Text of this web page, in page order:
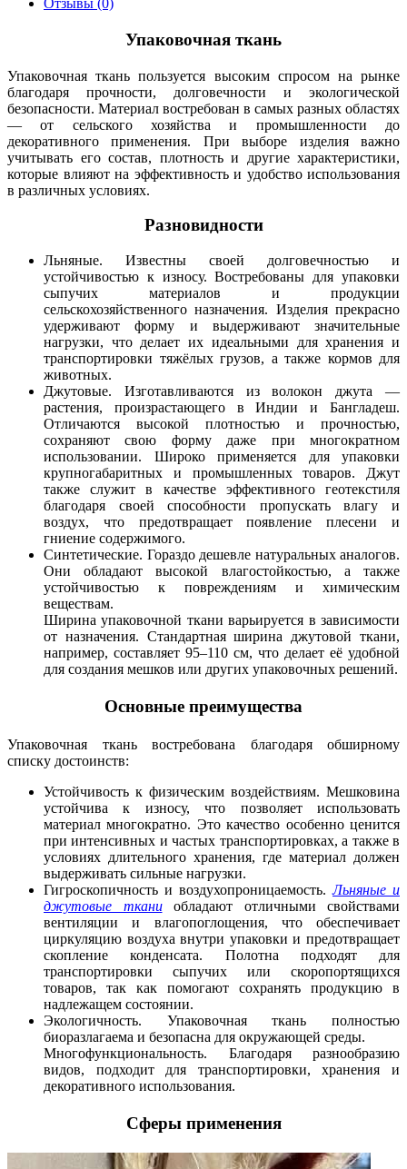
Упаковочная ткань
Упаковочная ткань пользуется высоким спросом на рынке
благодаря прочности, долговечности и экологической
безопасности. Материал востребован в самых разных областях
— от сельского хозяйства и промышленности до
декоративного применения. При выборе изделия важно
учитывать его состав, плотность и другие характеристики,
которые влияют на эффективность и удобство использования
в различных условиях.
Разновидности
Льняные. Известны своей долговечностью и
устойчивостью к износу. Востребованы для упаковки
сыпучих материалов и продукции
сельскохозяйственного назначения. Изделия прекрасно
удерживают форму и выдерживают значительные
нагрузки, что делает их идеальными для хранения и
транспортировки тяжёлых грузов, а также кормов для
животных.
Джутовые. Изготавливаются из волокон джута —
растения, произрастающего в Индии и Бангладеш.
Отличаются высокой плотностью и прочностью,
сохраняют свою форму даже при многократном
использовании. Широко применяется для упаковки
крупногабаритных и промышленных товаров. Джут
также служит в качестве эффективного геотекстиля
благодаря своей способности пропускать влагу и
воздух, что предотвращает появление плесени и
гниение содержимого.
Синтетические. Гораздо дешевле натуральных аналогов.
Они обладают высокой влагостойкостью, а также
устойчивостью к повреждениям и химическим
веществам.
Ширина упаковочной ткани варьируется в зависимости
от назначения. Стандартная ширина джутовой ткани,
например, составляет 95–110 см, что делает её удобной
для создания мешков или других упаковочных решений.
Основные преимущества
Упаковочная ткань востребована благодаря обширному
списку достоинств:
Устойчивость к физическим воздействиям. Мешковина
устойчива к износу, что позволяет использовать
материал многократно. Это качество особенно ценится
при интенсивных и частых транспортировках, а также в
условиях длительного хранения, где материал должен
выдерживать сильные нагрузки.
Гигроскопичность и воздухопроницаемость.Льняные и
джутовые тканиобладают отличными свойствами
вентиляции и влагопоглощения, что обеспечивает
циркуляцию воздуха внутри упаковки и предотвращает
скопление конденсата. Полотна подходят для
транспортировки сыпучих или скоропортящихся
товаров, так как помогают сохранять продукцию в
надлежащем состоянии.
Экологичность. Упаковочная ткань полностью
биоразлагаема и безопасна для окружающей среды.
Многофункциональность. Благодаря разнообразию
видов, подходит для транспортировки, хранения и
декоративного использования.
Сферы применения